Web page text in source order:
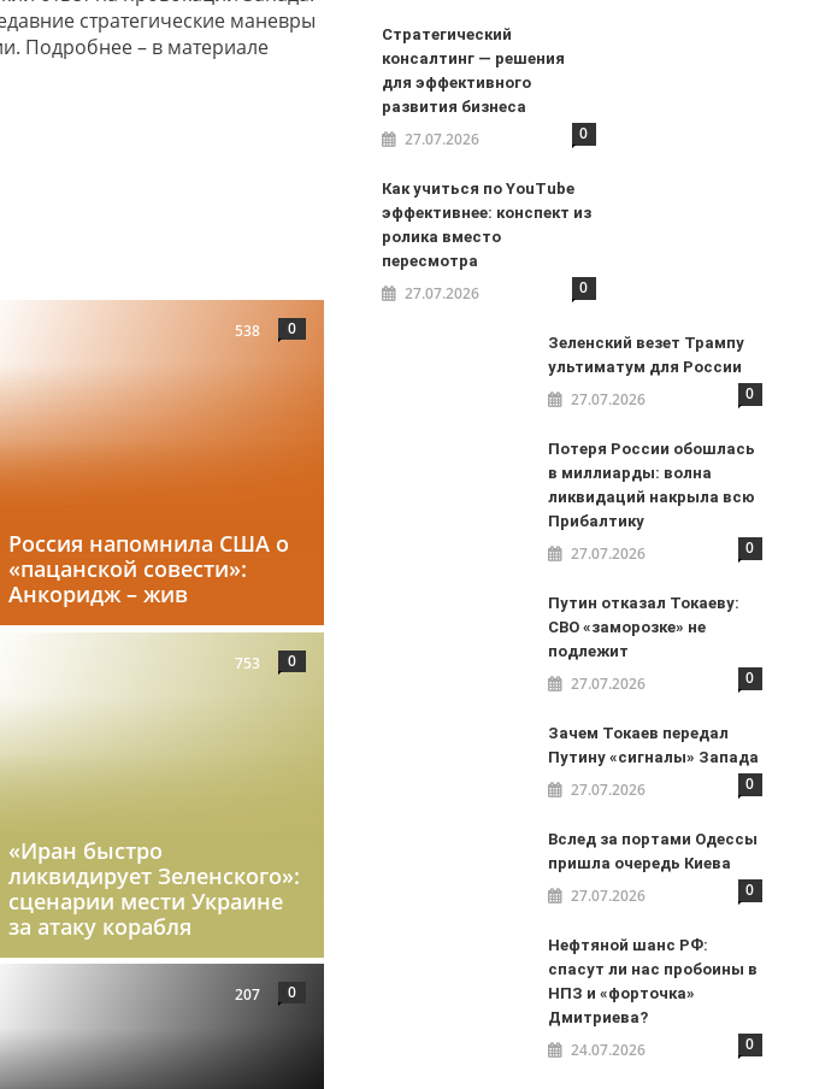
стратегические маневры
Подробнее – в материале
Россия напомнила США о
«пацанской совести»:
Анкоридж – жив
538 0
«Иран быстро
ликвидирует Зеленского»:
сценарии мести Украине
за атаку корабля
753 0
207 0
Стратегический
консалтинг — решения
для эффективного
развития бизнеса
27.07.2026 0
Как учиться по YouTube
эффективнее: конспект из
ролика вместо
пересмотра
27.07.2026 0
Зеленский везет Трампу
ультиматум для России
27.07.2026 0
Потеря России обошлась
в миллиарды: волна
ликвидаций накрыла всю
Прибалтику
27.07.2026 0
Путин отказал Токаеву:
СВО «заморозке» не
подлежит
27.07.2026 0
Зачем Токаев передал
Путину «сигналы» Запада
27.07.2026 0
Вслед за портами Одессы
пришла очередь Киева
27.07.2026 0
Нефтяной шанс РФ:
спасут ли нас пробоины в
НПЗ и «форточка»
Дмитриева?
24.07.2026 0